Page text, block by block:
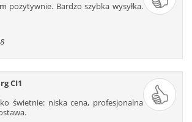
627 628 629
630
pozytywnie. Bardzo szybka wysyłka.
CI1
świetnie: niska cena, profesjonalna